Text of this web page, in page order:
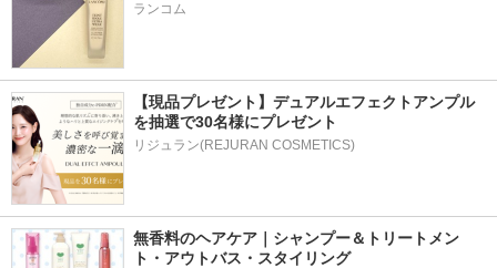
ランコム
【現品プレゼント】デュアルエフェクトアンプル
を抽選で30名様にプレゼント
リジュラン(REJURAN COSMETICS)
無香料のヘアケア｜シャンプー＆トリートメン
ト・アウトバス・スタイリング